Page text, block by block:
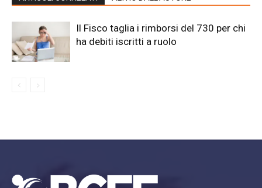
Il Fisco taglia i rimborsi del 730 per chi
ha debiti iscritti a ruolo